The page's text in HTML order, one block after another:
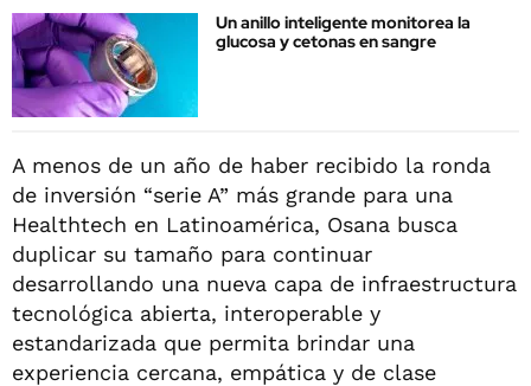
Un anillo inteligente monitorea la
glucosa y cetonas en sangre
A menos de un año de haber recibido la ronda
de inversión “serie A” más grande para una
Healthtech en Latinoamérica, Osana busca
duplicar su tamaño para continuar
desarrollando una nueva capa de infraestructura
tecnológica abierta, interoperable y
estandarizada que permita brindar una
experiencia cercana, empática y de clase